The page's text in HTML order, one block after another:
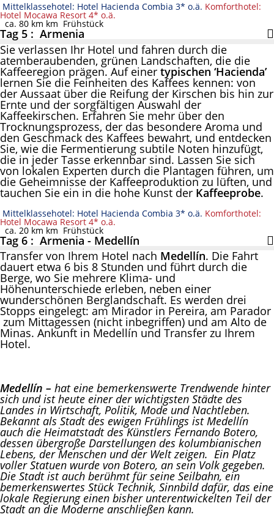
Mittelklassehotel: Hotel Hacienda Combia 3* o.ä. Komforthotel:
Hotel Mocawa Resort 4* o.ä.
ca. 80 km km Frühstück
Tag 5 : Armenia
Sie verlassen Ihr Hotel und fahren durch die
atemberaubenden, grünen Landschaften, die die
Kaffeeregion prägen. Auf einer typischen ‘Hacienda’
lernen Sie die Feinheiten des Kaffees kennen: von
der Aussaat über die Reifung der Kirschen bis hin zur
Ernte und der sorgfältigen Auswahl der
Kaffeekirschen. Erfahren Sie mehr über den
Trocknungsprozess, der das besondere Aroma und
den Geschmack des Kaffees bewahrt, und entdecken
Sie, wie die Fermentierung subtile Noten hinzufügt,
die in jeder Tasse erkennbar sind. Lassen Sie sich
von lokalen Experten durch die Plantagen führen, um
die Geheimnisse der Kaffeeproduktion zu lüften, und
tauchen Sie ein in die hohe Kunst der Kaffeeprobe.
Mittelklassehotel: Hotel Hacienda Combia 3* o.ä. Komforthotel:
Hotel Mocawa Resort 4* o.ä.
ca. 20 km km Frühstück
Tag 6 : Armenia - Medellín
Transfer von Ihrem Hotel nach Medellín. Die Fahrt
dauert etwa 6 bis 8 Stunden und führt durch die
Berge, wo Sie mehrere Klima- und
Höhenunterschiede erleben, neben einer
wunderschönen Berglandschaft. Es werden drei
Stopps eingelegt: am Mirador in Pereira, am Parador
zum Mittagessen (nicht inbegriffen) und am Alto de
Minas. Ankunft in Medellín und Transfer zu Ihrem
Hotel.
Medellín – hat eine bemerkenswerte Trendwende hinter
sich und ist heute einer der wichtigsten Städte des
Landes in Wirtschaft, Politik, Mode und Nachtleben.
Bekannt als Stadt des ewigen Frühlings ist Medellín
auch die Heimatstadt des Künstlers Fernando Botero,
dessen übergroße Darstellungen des kolumbianischen
Lebens, der Menschen und der Welt zeigen. Ein Platz
voller Statuen wurde von Botero, an sein Volk gegeben.
Die Stadt ist auch berühmt für seine Seilbahn, ein
bemerkenswertes Stück Technik, Sinnbild dafür, das eine
lokale Regierung einen bisher unterentwickelten Teil der
Stadt an die Moderne anschließen kann.